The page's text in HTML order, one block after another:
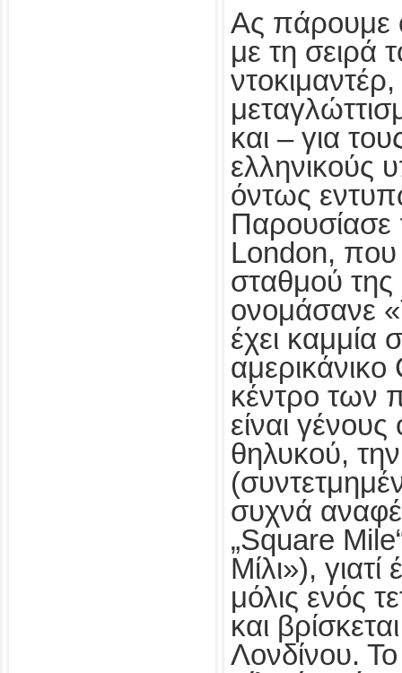
Ας πάρουμε
με τη σειρά
και – για
ελληνικούς
όντως
London, που
σταθμού
ονομάσανε
έχει καμμία
κέντρο των
είναι
θηλυκού,
συχνά
„Square
Μίλι»), γιατί
μόλις ενός
και
Λονδίνου.